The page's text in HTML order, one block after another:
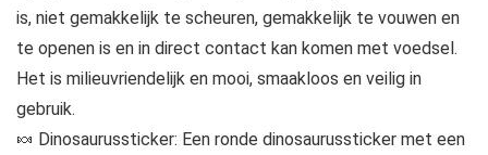
is, niet gemakkelijk te scheuren, gemakkelijk te vouwen en
te openen is en in direct contact kan komen met voedsel.
Het is milieuvriendelijk en mooi, smaakloos en veilig in
gebruik.
🍬 Dinosaurussticker: Een ronde dinosaurussticker met een